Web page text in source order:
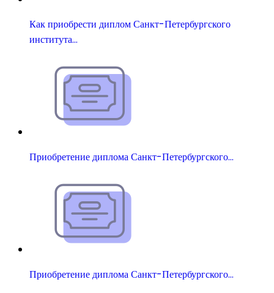
Как приобрести диплом Санкт-Петербургского
института…
Приобретение диплома Санкт-Петербургского…
Приобретение диплома Санкт-Петербургского…